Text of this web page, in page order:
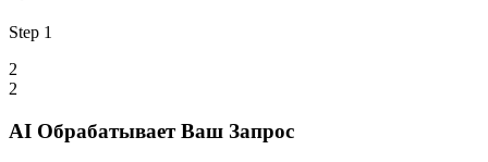
Step 1
2
2
AI Обрабатывает Ваш Запрос